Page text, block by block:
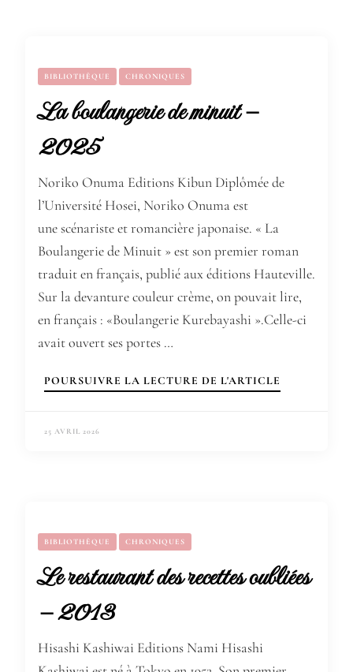
BIBLIOTHÈQUE CHRONIQUES
La boulangerie de minuit –
2025
Noriko Onuma Editions Kibun Diplômée de
l’Université Hosei, Noriko Onuma est
une scénariste et romancière japonaise. « La
Boulangerie de Minuit » est son premier roman
traduit en français, publié aux éditions Hauteville.
Sur la devanture couleur crème, on pouvait lire,
en français : «Boulangerie Kurebayashi ».Celle-ci
avait ouvert ses portes …
POURSUIVRE LA LECTURE DE L'ARTICLE
25 AVRIL 2026
BIBLIOTHÈQUE CHRONIQUES
Le restaurant des recettes oubliées
– 2013
Hisashi Kashiwai Editions Nami Hisashi